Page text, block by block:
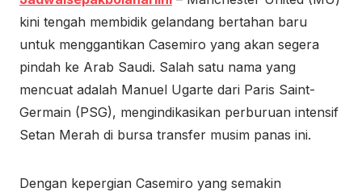
kini tengah membidik gelandang bertahan baru
untuk menggantikan Casemiro yang akan segera
pindah ke Arab Saudi. Salah satu nama yang
mencuat adalah Manuel Ugarte dari Paris Saint-
Germain (PSG), mengindikasikan perburuan intensif
Setan Merah di bursa transfer musim panas ini.
Dengan kepergian Casemiro yang semakin